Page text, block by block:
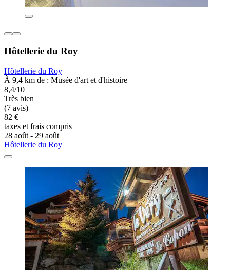
Hôtellerie du Roy
Hôtellerie du Roy
À 9,4 km de : Musée d'art et d'histoire
8,4/10
Très bien
(7 avis)
82 €
taxes et frais compris
28 août - 29 août
Hôtellerie du Roy